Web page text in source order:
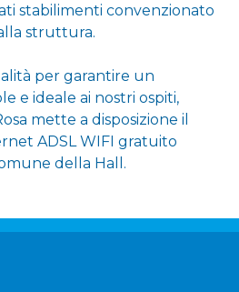
stabilimenti convenzionato
struttura.
per garantire un
e ideale ai nostri ospiti,
mette a disposizione il
ADSL WIFI gratuito
della Hall.